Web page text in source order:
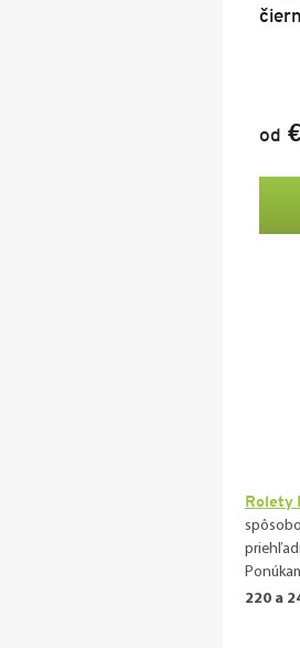
od
Rolety
220 a